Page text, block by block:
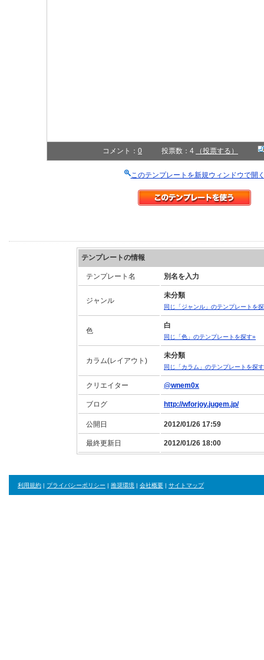
コメント： 0 投票数：4 （投票する）
このテンプレートを新規ウィンドウで開
テンプレートの情報
テンプレート名 別名を入力
ジャンル
未分類
同じ「ジャンル」のテンプレートを
色
白
同じ「色」のテンプレートを探す»
カラム(レイアウト)
未分類
同じ「カラム」のテンプレートを探
クリエイター @wnem0x
ブログ http://wforjoy.jugem.jp/
公開日 2012/01/26 17:59
最終更新日 2012/01/26 18:00
利用規約 | プライバシーポリシー | 推奨環境 | 会社概要 | サイトマップ